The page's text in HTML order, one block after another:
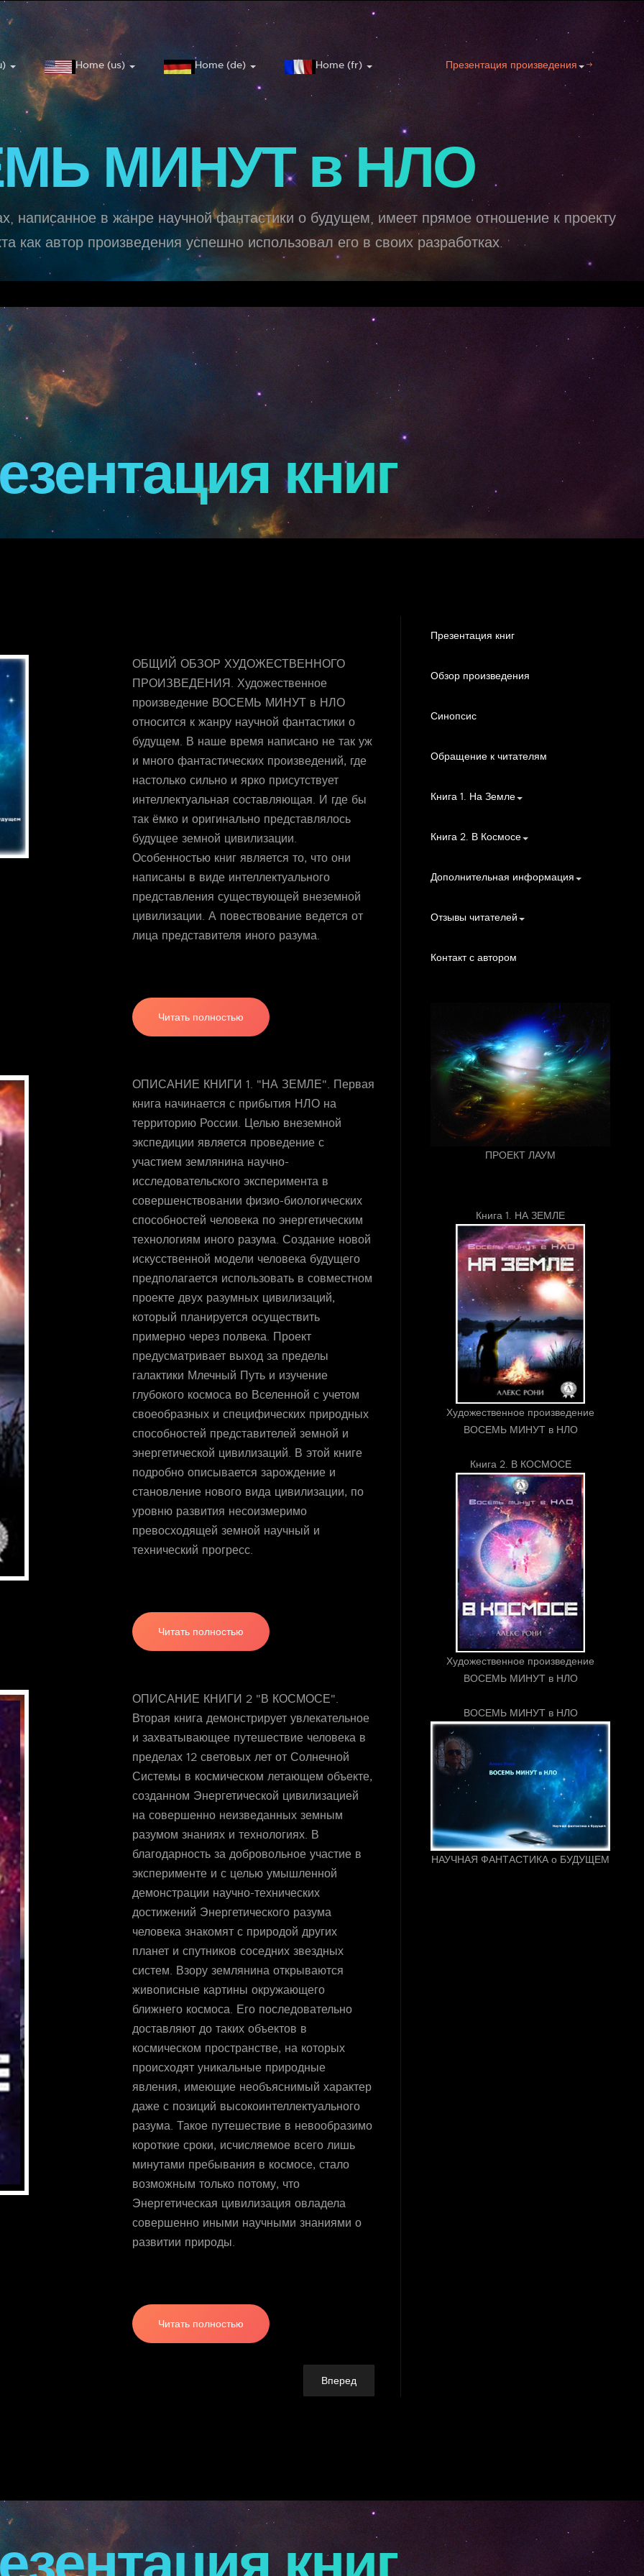
Home (us) Home (de) Home (fr) Презентация произведения
МИНУТ в НЛО
написанное в жанре научной фантастики о будущем, имеет прямое отношение к проекту
как автор произведения успешно использовал его в своих разработках.
книг
ОБЩИЙ ОБЗОР ХУДОЖЕСТВЕННОГО
ПРОИЗВЕДЕНИЯ. Художественное
произведение ВОСЕМЬ МИНУТ в НЛО
относится к жанру научной фантастики о
будущем. В наше время написано не так уж
и много фантастических произведений, где
настолько сильно и ярко присутствует
интеллектуальная составляющая. И где бы
так ёмко и оригинально представлялось
будущее земной цивилизации.
Особенностью книг является то, что они
написаны в виде интеллектуального
представления существующей внеземной
цивилизации. А повествование ведется от
лица представителя иного разума.
Читать полностью
ОПИСАНИЕ КНИГИ 1. "НА ЗЕМЛЕ". Первая
книга начинается с прибытия НЛО на
территорию России. Целью внеземной
экспедиции является проведение с
участием землянина научно-
исследовательского эксперимента в
совершенствовании физио-биологических
способностей человека по энергетическим
технологиям иного разума. Создание новой
искусственной модели человека будущего
предполагается использовать в совместном
проекте двух разумных цивилизаций,
который планируется осуществить
примерно через полвека. Проект
предусматривает выход за пределы
галактики Млечный Путь и изучение
глубокого космоса во Вселенной с учетом
своеобразных и специфических природных
способностей представителей земной и
энергетической цивилизаций. В этой книге
подробно описывается зарождение и
становление нового вида цивилизации, по
уровню развития несоизмеримо
превосходящей земной научный и
технический прогресс.
Читать полностью
ОПИСАНИЕ КНИГИ 2 "В КОСМОСЕ".
Вторая книга демонстрирует увлекательное
и захватывающее путешествие человека в
пределах 12 световых лет от Солнечной
Системы в космическом летающем объекте,
созданном Энергетической цивилизацией
на совершенно неизведанных земным
разумом знаниях и технологиях. В
благодарность за добровольное участие в
эксперименте и с целью умышленной
демонстрации научно-технических
достижений Энергетического разума
человека знакомят с природой других
планет и спутников соседних звездных
систем. Взору землянина открываются
живописные картины окружающего
ближнего космоса. Его последовательно
доставляют до таких объектов в
космическом пространстве, на которых
происходят уникальные природные
явления, имеющие необъяснимый характер
даже с позиций высокоинтеллектуального
разума. Такое путешествие в невообразимо
короткие сроки, исчисляемое всего лишь
минутами пребывания в космосе, стало
возможным только потому, что
Энергетическая цивилизация овладела
совершенно иными научными знаниями о
развитии природы.
Читать полностью
Вперед
Презентация книг
Обзор произведения
Синопсис
Обращение к читателям
Книга 1. На Земле
Книга 2. В Космосе
Дополнительная информация
Отзывы читателей
Контакт с автором
ПРОЕКТ ЛАУМ
Книга 1. НА ЗЕМЛЕ
Художественное произведение
ВОСЕМЬ МИНУТ в НЛО
Книга 2. В КОСМОСЕ
Художественное произведение
ВОСЕМЬ МИНУТ в НЛО
ВОСЕМЬ МИНУТ в НЛО
НАУЧНАЯ ФАНТАСТИКА о БУДУЩЕМ